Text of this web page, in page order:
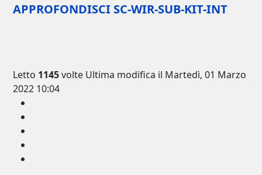
APPROFONDISCI SC-WIR-SUB-KIT-INT
Letto 1145volte Ultima modifica il Martedì, 01 Marzo
2022 10:04